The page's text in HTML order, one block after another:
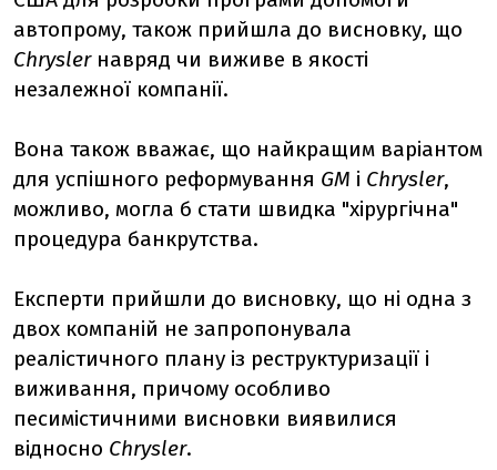
автопрому, також прийшла до висновку, що
Chryslerнавряд чи виживе в якості
незалежної компанії.
Вона також вважає, що найкращим варіантом
для успішного реформування GM і Chrysler,
можливо, могла б стати швидка "хірургічна"
процедура банкрутства.
Експерти прийшли до висновку, що ні одна з
двох компаній не запропонувала
реалістичного плану із реструктуризації і
виживання, причому особливо
песимістичними висновки виявилися
відносно Chrysler.